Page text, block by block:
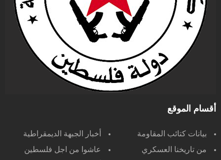
أقسام الموقع
بيانات كتائب المقاومة
أخبار الجبهة الديمقراطية
من تاريخنا العسكري
عاشوا من اجل فلسطين